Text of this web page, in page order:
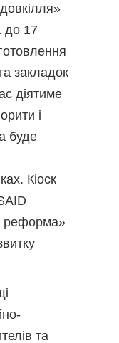
до 17
закладок
діятиме
і
буде
Кіоск
реформа»
та